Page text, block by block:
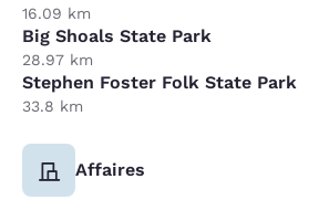
16.09 km
Big Shoals State Park
28.97 km
Stephen Foster Folk State Park
33.8 km
Affaires